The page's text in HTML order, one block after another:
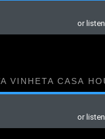
VINHETA CASA